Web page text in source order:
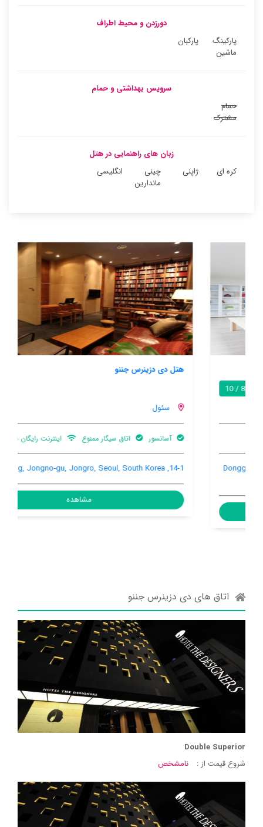
دورزدن و محیط اطراف
پارکینگ
ماشین
پارکبان
سرویس بهداشتی و حمام
حمام
مشترک
زبان های راهنمایی در هتل
کره ای
ژاپنی
چینی
ماندارین
انگلیسی
هتل دی دزینرس جننو
اتاق سیگار ممنوع اینترنت رایگان در اتاق
14-1, Gwansu-dong, Jongno-gu, Jongro, Seoul, South Korea
اتاق های دی دزینرس جننو
Double Superior
شروع قیمت از :
نامشخص